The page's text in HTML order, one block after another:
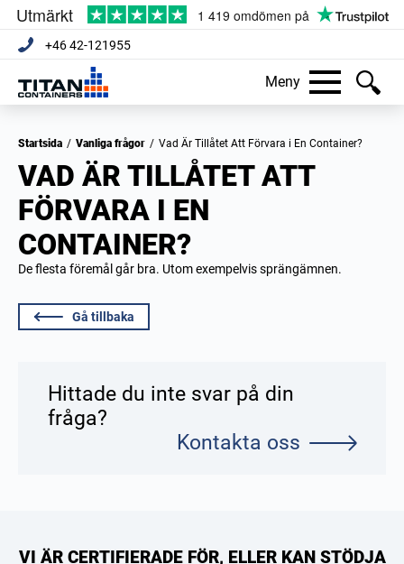
+46 42-121955
Meny
Startsida / Vanliga frågor / Vad Är Tillåtet Att Förvara i En Container?
VAD ÄR TILLÅTET ATT
FÖRVARA I EN
CONTAINER?
De flesta föremål går bra. Utom exempelvis sprängämnen.
Gå tillbaka
Hittade du inte svar på din
fråga?
Kontakta oss
VI ÄR CERTIFIERADE FÖR, ELLER KAN STÖDJA